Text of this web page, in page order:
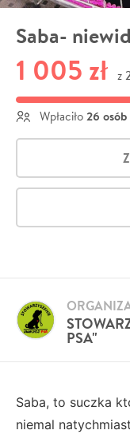
Saba-
1 005 zł z
Wpłaciło 26 osób
PSA"
Saba, to suczka
niemal